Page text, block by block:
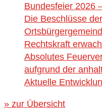
Bundesfeier 2026
Die Beschlüsse
Rechtskraft
Absolutes
aufgrund der
Aktuelle
» zur Übersicht